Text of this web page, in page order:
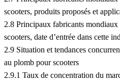
scooters, produits proposés et
2.8 Principaux fabricants
scooters, date d’entrée dans cette
2.9 Situation et tendances
au plomb pour scooters
2.9.1 Taux de concentration du